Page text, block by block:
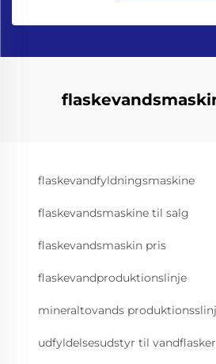
flaskevandfyldningsmaskine
flaskevandsmaskine til salg
flaskevandsmaskin pris
flaskevandproduktionslinje
mineraltovands
udfyldelsesudstyr til vandflasker